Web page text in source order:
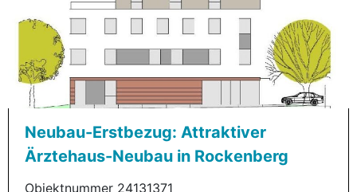
Neubau-Erstbezug: Attraktiver
Ärztehaus-Neubau in Rockenberg
Objektnummer 24131371